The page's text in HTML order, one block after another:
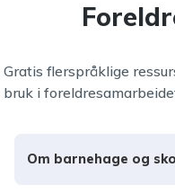
Gratis flerspråklige
bruk i
Om barnehage og